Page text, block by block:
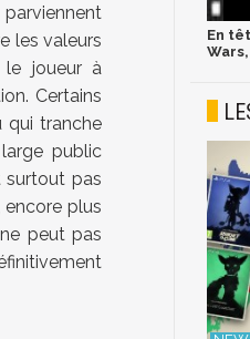
les valeurs
le joueur à
Certains
qui tranche
public
surtout pas
encore plus
peut pas
En